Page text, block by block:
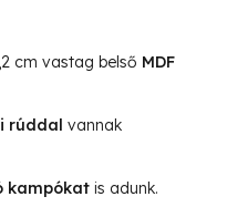
cm vastag belső MDF
rúddal vannak
kampókat is adunk.